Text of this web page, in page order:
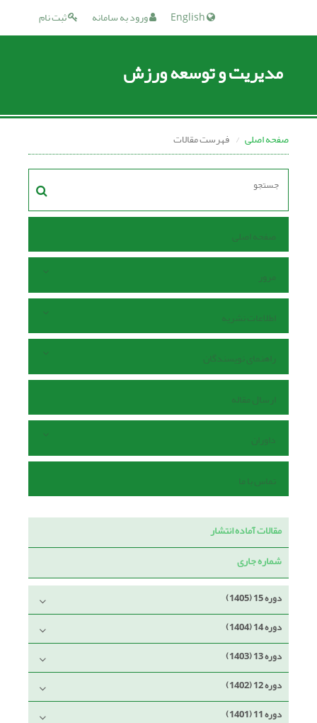
ثبت نام ورود به سامانه
مدیریت و توسعه ورزش
صفحه اصلی فهرست مقالات
صفحه اصلی
مرور
اطلاعات نشریه
راهنمای نویسندگان
ارسال مقاله
داوران
تماس با ما
مقالات آماده انتشار
شماره جاری
دوره 15 (1405)
دوره 14 (1404)
دوره 13 (1403)
دوره 12 (1402)
دوره 11 (1401)